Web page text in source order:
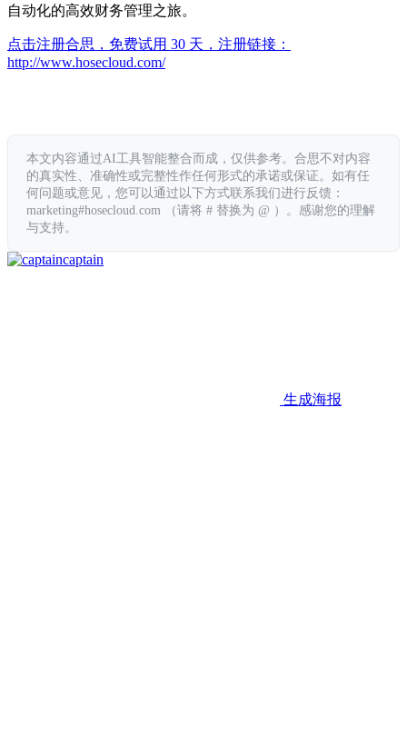
自动化的高效财务管理之旅。
点击注册合思，免费试用 30 天，注册链接：
http://www.hosecloud.com/
本文内容通过AI工具智能整合而成，仅供参考。合思不对内容
的真实性、准确性或完整性作任何形式的承诺或保证。如有任
何问题或意见，您可以通过以下方式联系我们进行反馈：
marketing#hosecloud.com （请将 # 替换为 @ ）。感谢您的理解
与支持。
captain
生成海报